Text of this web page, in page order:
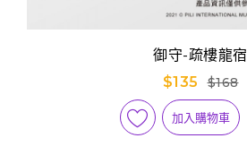
御守-疏樓龍宿
$135
$168
加入購物車